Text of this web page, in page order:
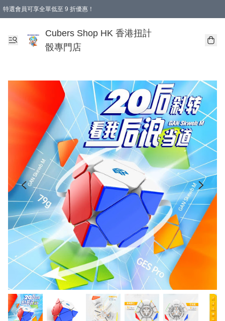
特選會員可享全單低至 9 折優惠！
購物滿 HKD 250.00 即減 HKD 28.00 運費！（適用於 本地送貨、本地取貨 )
Cubers Shop HK 香港扭計
骰專門店